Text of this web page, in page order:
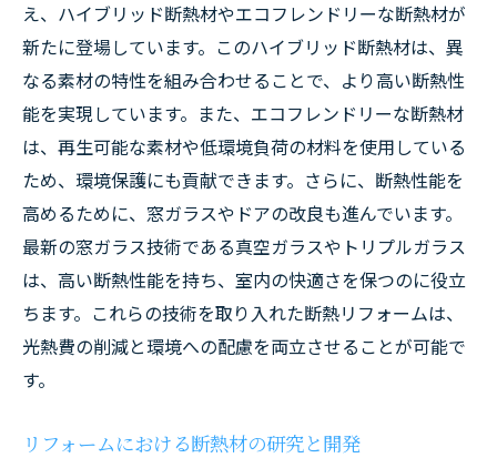
え、ハイブリッド断熱材やエコフレンドリーな断熱材が
新たに登場しています。このハイブリッド断熱材は、異
なる素材の特性を組み合わせることで、より高い断熱性
能を実現しています。また、エコフレンドリーな断熱材
は、再生可能な素材や低環境負荷の材料を使用している
ため、環境保護にも貢献できます。さらに、断熱性能を
高めるために、窓ガラスやドアの改良も進んでいます。
最新の窓ガラス技術である真空ガラスやトリプルガラス
は、高い断熱性能を持ち、室内の快適さを保つのに役立
ちます。これらの技術を取り入れた断熱リフォームは、
光熱費の削減と環境への配慮を両立させることが可能で
す。
リフォームにおける断熱材の研究と開発